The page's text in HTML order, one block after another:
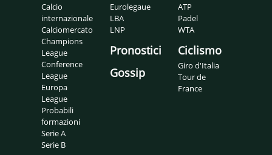
Calcio
internazionale
Calciomercato
Champions
League
Conference
League
Europa
League
Probabili
formazioni
Serie A
Serie B
Eurolegaue
LBA
LNP
Pronostici
Gossip
ATP
Padel
WTA
Ciclismo
Giro d'Italia
Tour de
France